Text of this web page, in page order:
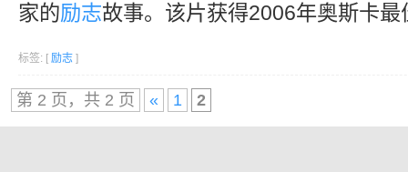
家的励志故事。该片获得2006年奥斯卡
标签: [ 励志 ]
第 2 页，共 2 页 « 1 2